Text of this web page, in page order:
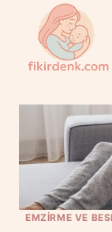
content
EMZIRME VE